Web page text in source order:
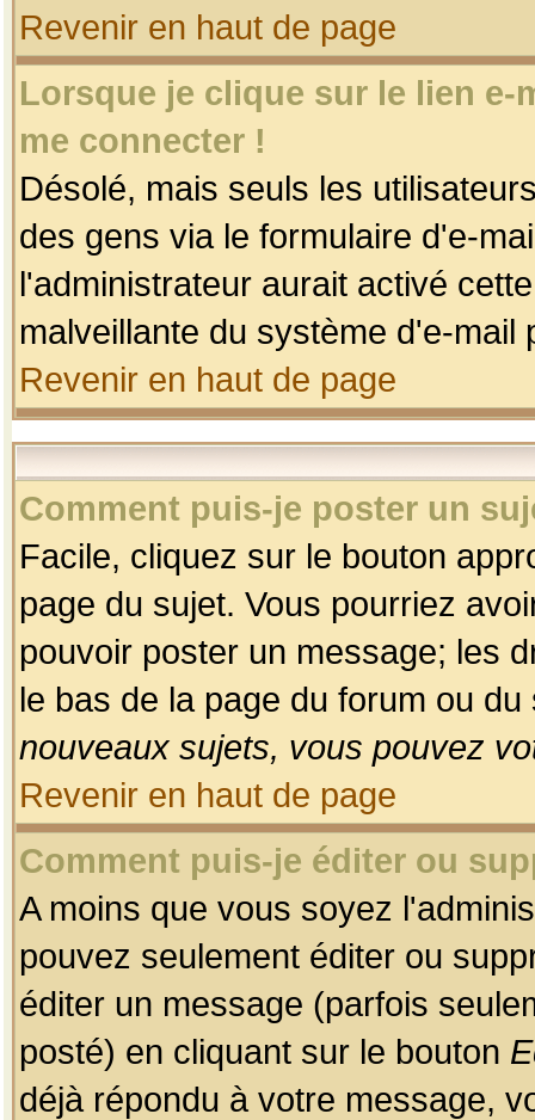
Revenir en haut de page
Lorsque je clique sur le lien
me connecter !
Désolé, mais seuls les
des gens via le formulaire d'e-
l'administrateur aurait activé
malveillante du système d'e-
Revenir en haut de page
Comment puis-je poster un
Facile, cliquez sur le bouton
page du sujet. Vous pourriez
pouvoir poster un message; les
le bas de la page du forum ou
nouveaux sujets, vous pouvez
Revenir en haut de page
Comment puis-je éditer ou
A moins que vous soyez
pouvez seulement éditer ou
éditer un message (parfois
posté) en cliquant sur le bouton
déjà répondu à votre message,